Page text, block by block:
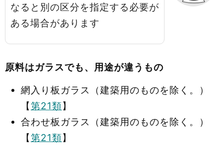
なると別の区分を指定する必要が
ある場合があります
原料はガラスでも、用途が違うもの
網入り板ガラス（建築用のものを除く。）
【第21類】
合わせ板ガラス（建築用のものを除く。）
【第21類】